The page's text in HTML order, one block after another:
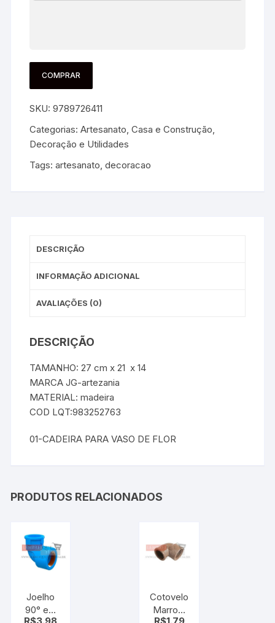
COMPRAR
SKU:9789726411
Categorias:Artesanato,Casa e Construção,
Decoração e Utilidades
Tags:artesanato,decoracao
DESCRIÇÃO
INFORMAÇÃO ADICIONAL
AVALIAÇÕES (0)
DESCRIÇÃO
TAMANHO: 27 cm x 21 x 14
MARCA JG-artezania
MATERIAL: madeira
COD LQT:983252763
01-CADEIRA PARA VASO DE FLOR
PRODUTOS RELACIONADOS
Joelho
90° em
Cotovelo
Marrom